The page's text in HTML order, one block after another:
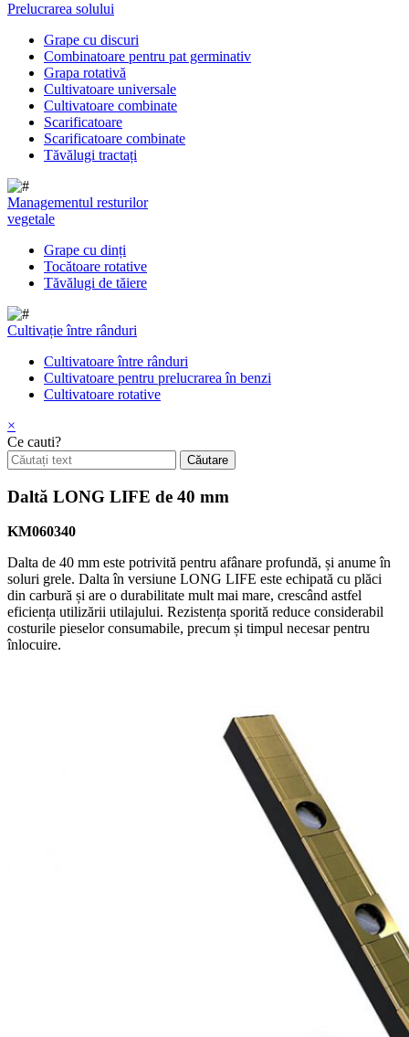
Prelucrarea solului
Grape cu discuri
Combinatoare pentru pat germinativ
Grapa rotativă
Cultivatoare universale
Cultivatoare combinate
Scarificatoare
Scarificatoare combinate
Tăvălugi tractați
Managementul resturilor
vegetale
Grape cu dinți
Tocătoare rotative
Tăvălugi de tăiere
Cultivație între rânduri
Cultivatoare între rânduri
Cultivatoare pentru prelucrarea în benzi
Cultivatoare rotative
×
Ce cauti?
Daltă LONG LIFE de 40 mm
KM060340
Dalta de 40 mm este potrivită pentru afânare profundă, și anume în
soluri grele. Dalta în versiune LONG LIFE este echipată cu plăci
din carbură și are o durabilitate mult mai mare, crescând astfel
eficiența utilizării utilajului. Rezistența sporită reduce considerabil
costurile pieselor consumabile, precum și timpul necesar pentru
înlocuire.